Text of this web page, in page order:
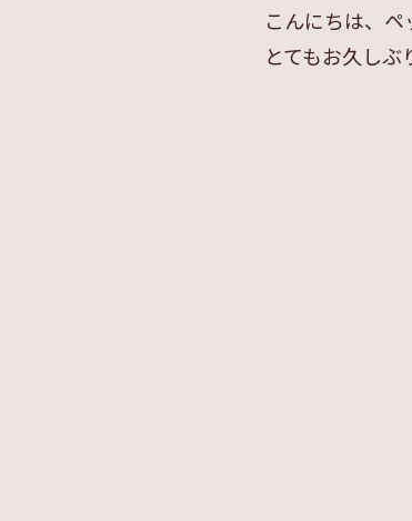
こんにちは、ペ
とてもお久し